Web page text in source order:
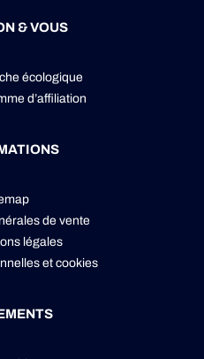
& VOUS
écologique
d’affiliation
de vente
légales
et cookies